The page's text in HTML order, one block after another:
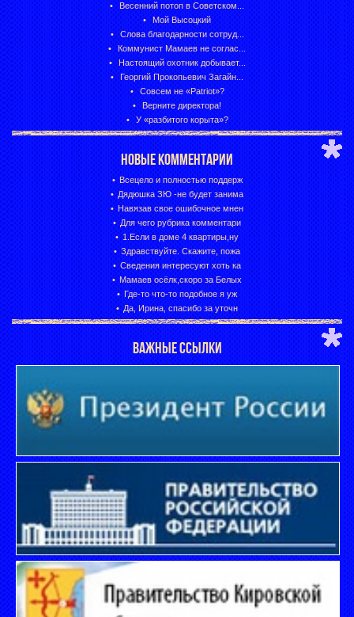
Весенний потоп в Советском...
Мой Высоцкий
Слова благодарности сотруд...
Коммунист Мамаев не соглас...
Настоящий охотник добывает...
Георгий Прокопьевич Загайн...
Совсем не «Patriot»?
Верните директора!
У «разбитого корыта»?
НОВЫЕ КОММЕНТАРИИ
Всецело и полностью поддерж
Дядюшка ЗЮ -не будет занима
Навязав свое ошибочное мнен
Для чего рубрика комментари
1.Если в доме 4 квартиры,ну
Здравствуйте. Скажите, пожа
Сведения интересуют хоть ка
Мамаев осёлк,скоро за Белых
Где-то что-то подобное я уж
Да, Ирина, спасибо за уточн
ВАЖНЫЕ ССЫЛКИ